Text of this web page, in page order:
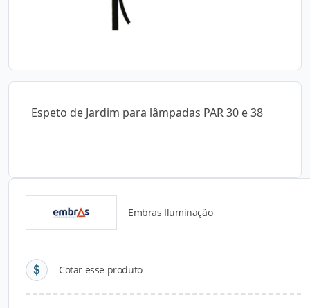
Espeto de Jardim para lâmpadas PAR 30 e 38
Embras Iluminação
Cotar esse produto
Detalhes do produto
Descrição do Produto